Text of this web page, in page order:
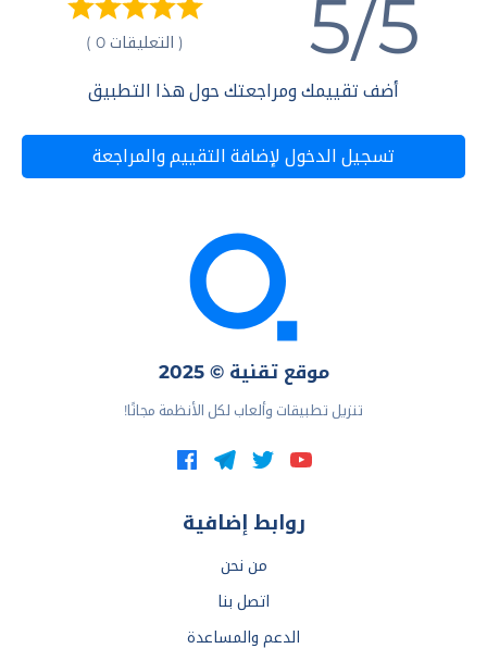
5/5 ( التعليقات 0 )
أضف تقييمك ومراجعتك حول هذا التطبيق
تسجيل الدخول لإضافة التقييم والمراجعة
موقع تقنية © 2025
تنزيل تطبيقات وألعاب لكل الأنظمة مجانًا!
روابط إضافية
من نحن
اتصل بنا
الدعم والمساعدة